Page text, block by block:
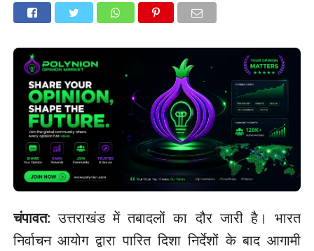
चंपावत: उत्तराखंड में तबादलों का दौर जारी है। भारत
निर्वाचन आयोग द्वारा पारित दिशा निर्देशों के बाद आगामी